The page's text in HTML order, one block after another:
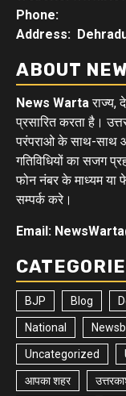
Phone:
Address:
ABOUT
News Wartaराज्य,
प्रसारित करता है।
परंपराओ के साथ-साथ
गतिविधियों का सजग
फोन नंबर के माध्यम
सम्पर्क करे।
Email:
BJP Blog
National
Uncategorized
आपका शहर